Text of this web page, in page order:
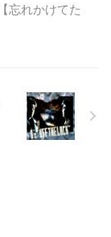
忘れかけてた